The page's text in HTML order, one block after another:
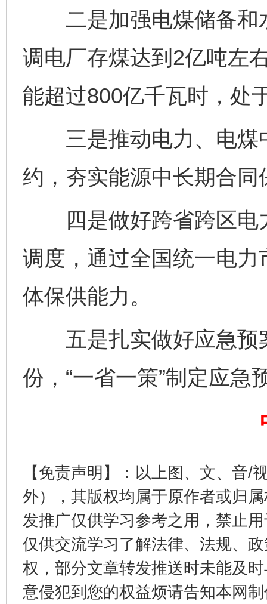
二是加强电煤储备和
调电厂存煤达到2亿吨左
能超过800亿千瓦时，处
三是推动电力、电煤
约，夯实能源中长期合同
四是做好跨省跨区电
调度，通过全国统一电
体保供能力。
五是扎实做好应急预
份，“一省一策”制定应急
【免责声明】：以上图、文、音/
外），其版权均属于原作者或归
发推广仅供学习参考之用，禁止
仅供交流学习了解法律、法规、
权，部分文章转发推送时未能及
意侵犯到您的权益烦请告知本网
一纸欠
东山县通报“牛蛙产品抗生素超标问题” 法